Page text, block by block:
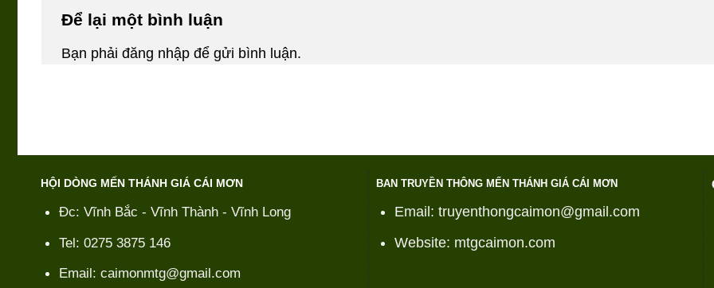
Để lại một bình luận
Bạn phải đăng nhập để gửi bình luận.
HỘI DÒNG MẾN THÁNH GIÁ CÁI MƠN
Đc: Vĩnh Bắc - Vĩnh Thành - Vĩnh Long
Tel: 0275 3875 146
Email: caimonmtg@gmail.com
BAN TRUYỀN THÔNG MẾN THÁNH GIÁ CÁI MƠN
Email: truyenthongcaimon@gmail.com
Website: mtgcaimon.com